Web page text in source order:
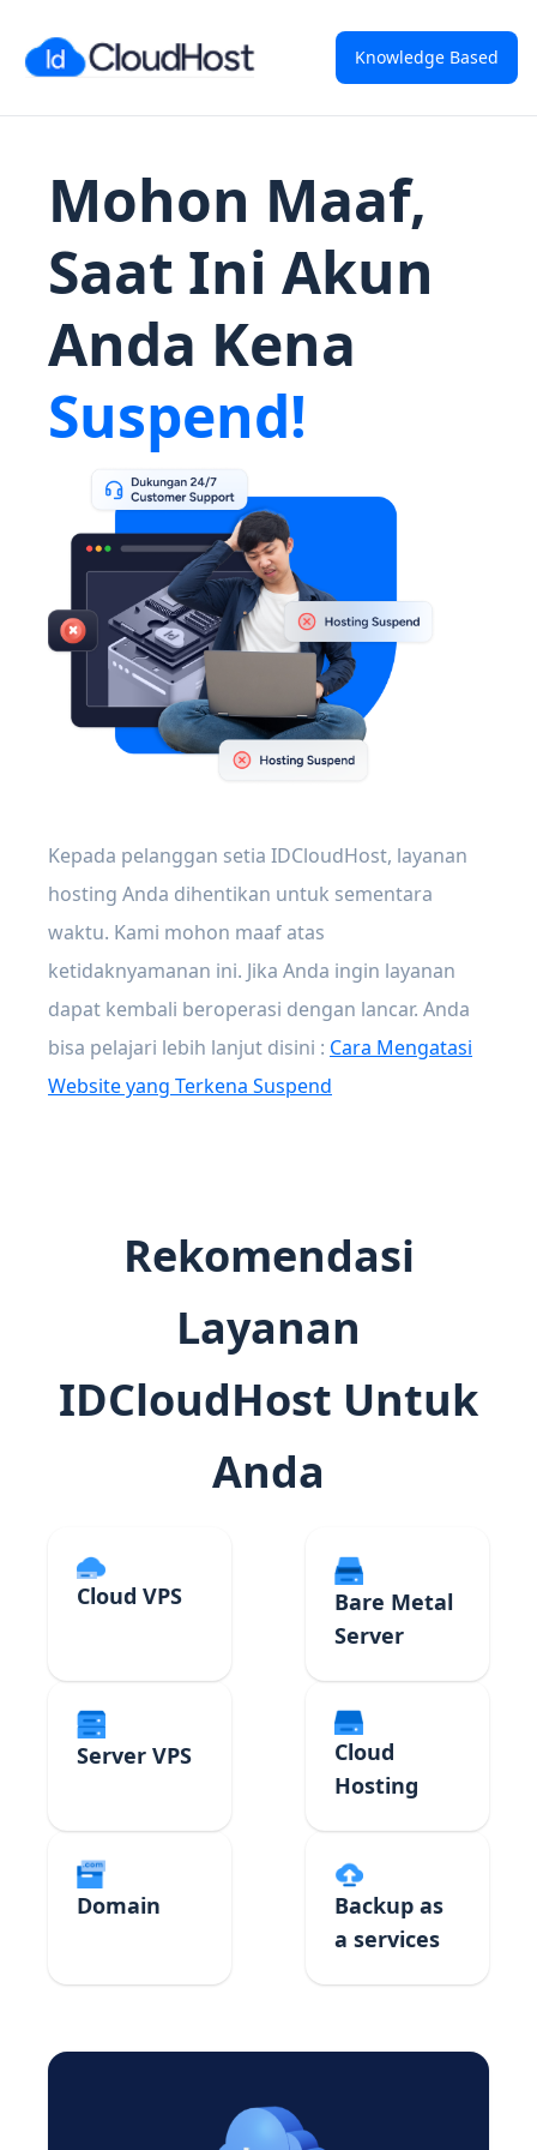
Knowledge Based
Mohon Maaf,
Saat Ini Akun
Anda Kena
Suspend!
Kepada pelanggan setia IDCloudHost, layanan
hosting Anda dihentikan untuk sementara
waktu. Kami mohon maaf atas
ketidaknyamanan ini. Jika Anda ingin layanan
dapat kembali beroperasi dengan lancar. Anda
bisa pelajari lebih lanjut disini : Cara Mengatasi
Website yang Terkena Suspend
Rekomendasi
Layanan
IDCloudHost Untuk
Anda
Cloud VPS
Bare Metal
Server
Server VPS
Cloud
Hosting
Domain
Backup as
a services